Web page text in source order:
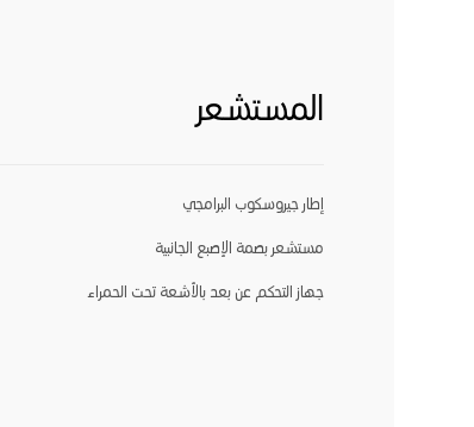
المستشعر
إطار جيروسكوب البرامجي
مستشعر بصمة الإصبع الجانبية
جهاز التحكم عن بعد بالأشعة تحت الحمراء